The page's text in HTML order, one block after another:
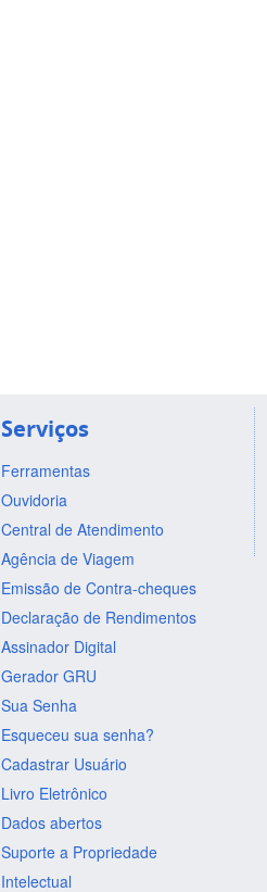
Serviços
Ferramentas
Ouvidoria
Central de Atendimento
Agência de Viagem
Emissão de Contra-cheques
Declaração de Rendimentos
Assinador Digital
Gerador GRU
Sua Senha
Esqueceu sua senha?
Cadastrar Usuário
Livro Eletrônico
Dados abertos
Suporte a Propriedade
Intelectual